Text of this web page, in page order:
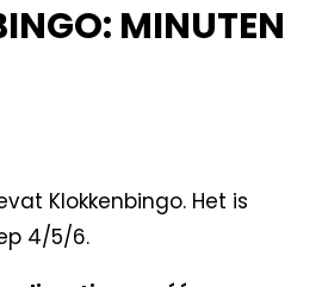
MINUTEN
Klokkenbingo. Het is
4/5/6.